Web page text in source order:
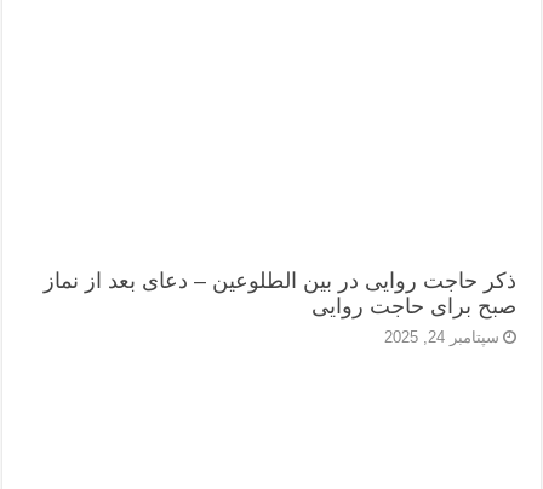
ذکر حاجت روایی در بین الطلوعین – دعای بعد از نماز
صبح برای حاجت روایی
سپتامبر 24, 2025